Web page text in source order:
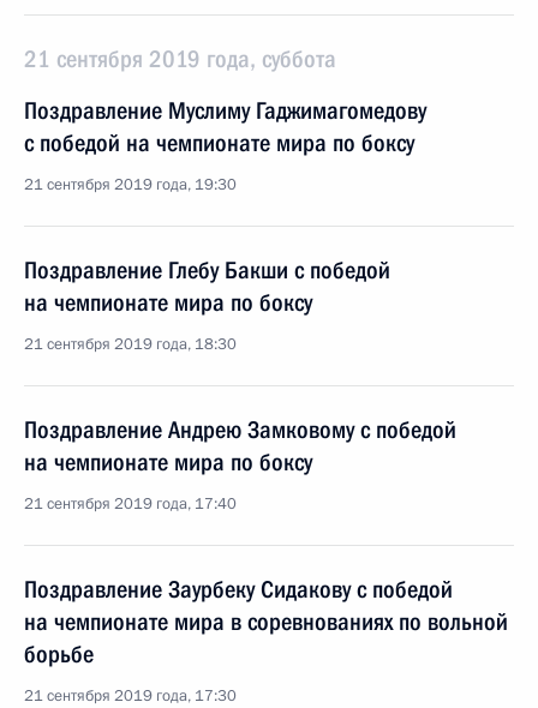
21 сентября 2019 года, суббота
Поздравление Муслиму Гаджимагомедову
с победой на чемпионате мира по боксу
21 сентября 2019 года, 19:30
Поздравление Глебу Бакши с победой
на чемпионате мира по боксу
21 сентября 2019 года, 18:30
Поздравление Андрею Замковому с победой
на чемпионате мира по боксу
21 сентября 2019 года, 17:40
Поздравление Заурбеку Сидакову с победой
на чемпионате мира в соревнованиях по вольной
борьбе
21 сентября 2019 года, 17:30